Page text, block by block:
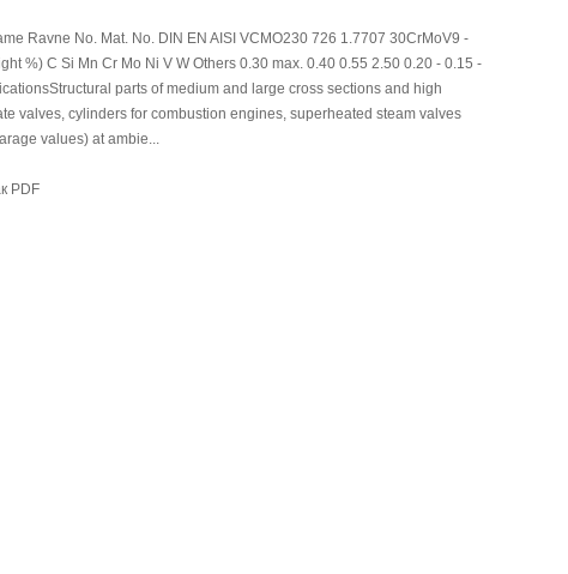
Ravne No. Mat. No. DIN EN AISI VCMO230 726 1.7707 30CrMoV9 -
%) C Si Mn Cr Mo Ni V W Others 0.30 max. 0.40 0.55 2.50 0.20 - 0.15 -
parts of medium and large cross sections and high
valves, cylinders for combustion engines, superheated steam valves
values) at ambie...
PDF